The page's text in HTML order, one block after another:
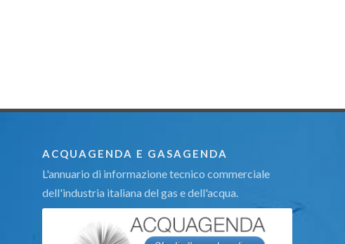
ACQUAGENDA E GASAGENDA
L'annuario di informazione tecnico commerciale
dell'industria italiana del gas e dell'acqua.